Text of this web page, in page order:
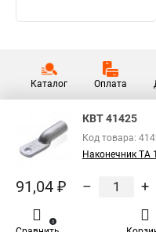
Каталог Оплата
КВТ 41425
Код товара:
Наконечник ТА
91,04 ₽ – +
0